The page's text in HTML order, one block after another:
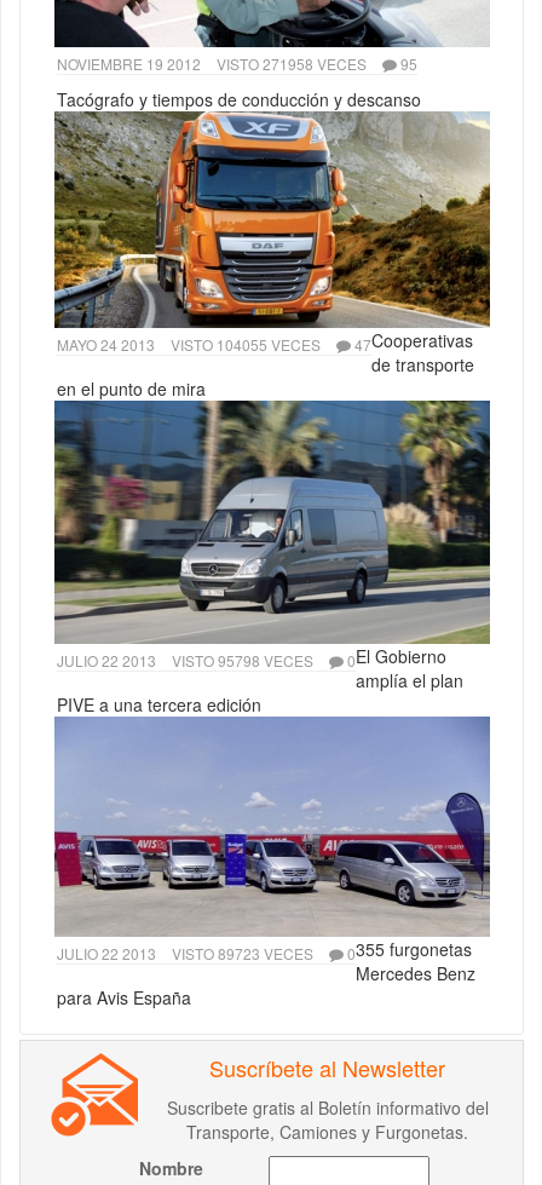
NOVIEMBRE 19 2012 VISTO 271958 VECES 95
Tacógrafo y tiempos de conducción y descanso
MAYO 24 2013 VISTO 104055 VECES 47Cooperativas
de transporte
en el punto de mira
JULIO 22 2013 VISTO 95798 VECES 0El Gobierno
amplía el plan
PIVE a una tercera edición
JULIO 22 2013 VISTO 89723 VECES 0355 furgonetas
Mercedes Benz
para Avis España
Suscríbete al Newsletter
Suscribete gratis al Boletín informativo del
Transporte, Camiones y Furgonetas.
Nombre